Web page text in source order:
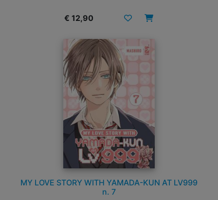
€ 12,90
MY LOVE STORY WITH YAMADA-KUN AT LV999
n. 7